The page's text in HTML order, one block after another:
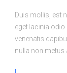
Duis mollis, est
eget lacinia odio
venenatis
nulla non metus